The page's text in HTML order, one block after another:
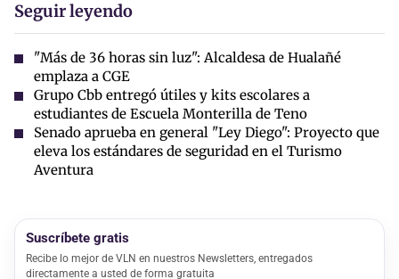
Seguir leyendo
"Más de 36 horas sin luz": Alcaldesa de Hualañé
emplaza a CGE
Grupo Cbb entregó útiles y kits escolares a
estudiantes de Escuela Monterilla de Teno
Senado aprueba en general "Ley Diego": Proyecto que
eleva los estándares de seguridad en el Turismo
Aventura
Suscríbete gratis
Recibe lo mejor de VLN en nuestros Newsletters, entregados
directamente a usted de forma gratuita